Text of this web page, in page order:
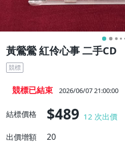
黃鶯鶯 紅伶心事 二手CD
競標
競標已結束 2026/06/07 21:00:00
結標價格 $489 12 次出價
出價增額
20